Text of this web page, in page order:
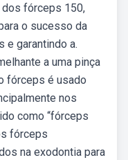
dos fórceps 150,
o sucesso da
e garantindo a.
a uma pinça
fórceps é usado
nos
como “fórceps
fórceps
na exodontia para